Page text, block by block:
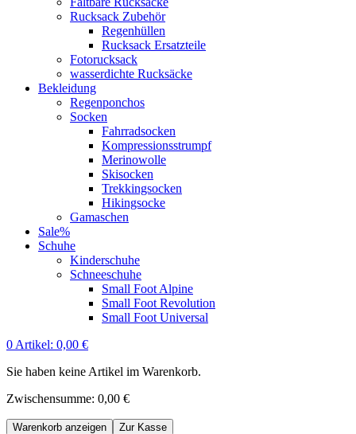
Rucksack Zubehör
Regenhüllen
Rucksack Ersatzteile
Fotorucksack
wasserdichte Rucksäcke
Bekleidung
Regenponchos
Socken
Fahrradsocken
Kompressionsstrumpf
Merinowolle
Skisocken
Trekkingsocken
Hikingsocke
Gamaschen
Sale%
Schuhe
Kinderschuhe
Schneeschuhe
Small Foot Alpine
Small Foot Revolution
Small Foot Universal
0 Artikel: 0,00 €
Sie haben keine Artikel im Warenkorb.
Zwischensumme: 0,00 €
Warenkorb anzeigen Zur Kasse